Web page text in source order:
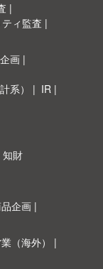
ィ監査
画
系）
IR
知財
企画
（海外）